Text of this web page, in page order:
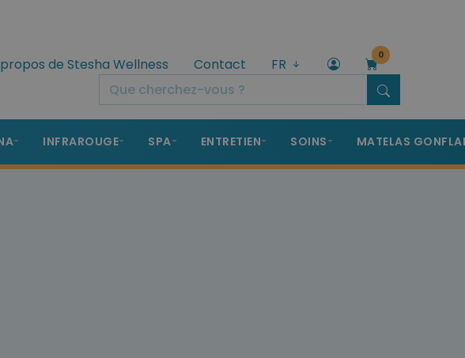
de Stesha Wellness Contact FR
0
INFRAROUGE SPA ENTRETIEN SOINS MATELAS